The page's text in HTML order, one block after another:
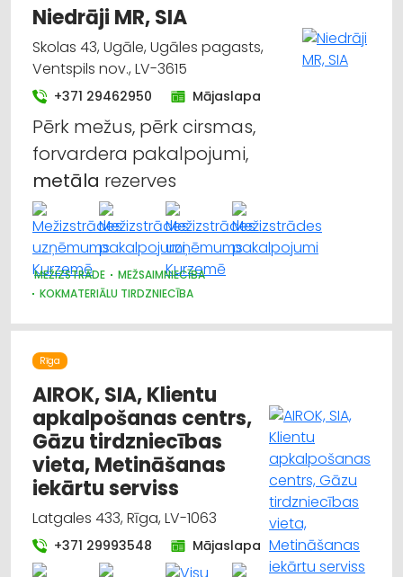
APDARES MATERIĀLI: TIRDZNIECĪBA
Niedrāji MR, SIA
Skolas 43, Ugāle, Ugāles pagasts,
Ventspils nov., LV-3615
+371 29462950 Mājaslapa
Pērk mežus, pērk cirsmas,
forvardera pakalpojumi,
metāla rezerves
MEŽIZSTRĀDE
MEŽSAIMNIECĪBA
KOKMATERIĀLU TIRDZNIECĪBA
Rīga
AIROK, SIA, Klientu
apkalpošanas centrs,
Gāzu tirdzniecības
vieta, Metināšanas
iekārtu serviss
Latgales 433, Rīga, LV-1063
+371 29993548 Mājaslapa